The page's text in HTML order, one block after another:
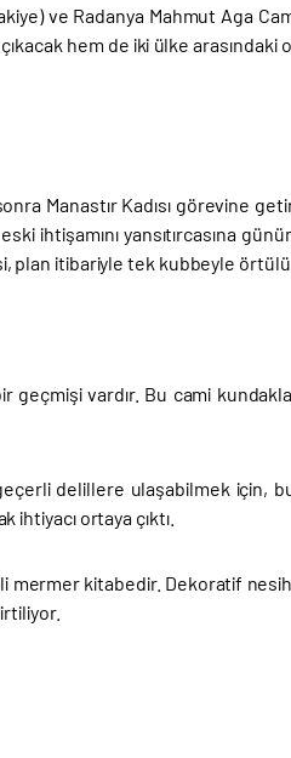
ve Radanya Mahmut Aga
hem de iki ülke
Manastır Kadısı görevine
ihtişamını yansıtırcasına
plan itibariyle tek kubbeyle örtülü
vardır. Bu cami
delillere ulaşabilmek için,
ortaya çıktı.
kitabedir. Dekoratif